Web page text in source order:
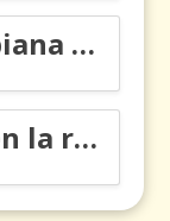
Tatiana Toro: colombiana que cambió la historia de las matemáticas
Ciencia colombiana en la revolución de los órganos en chips